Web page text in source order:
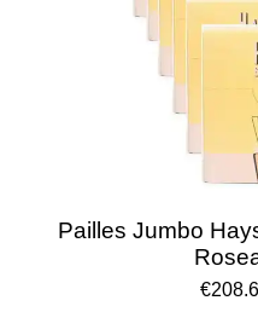
Pailles Jumbo